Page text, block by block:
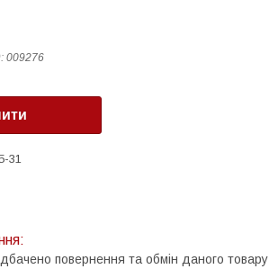
009276
31
повернення та обмін даного товару